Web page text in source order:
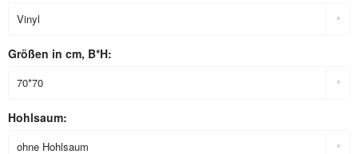
Größen in cm, B*H:
Hohlsaum: